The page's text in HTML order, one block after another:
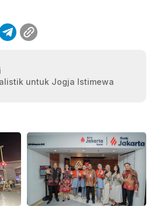
untuk Jogja Istimewa